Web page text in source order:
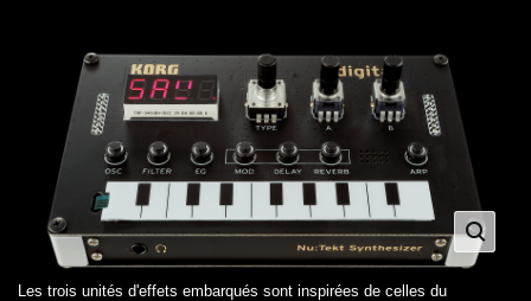
Les trois unités d'effets embarqués sont inspirées de celles du